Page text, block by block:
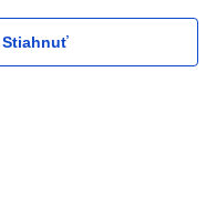
Stiahnuť